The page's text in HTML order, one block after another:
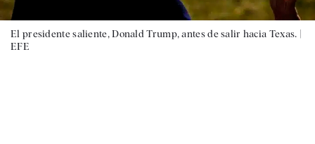
El presidente saliente, Donald Trump, antes de salir hacia Texas. |
EFE